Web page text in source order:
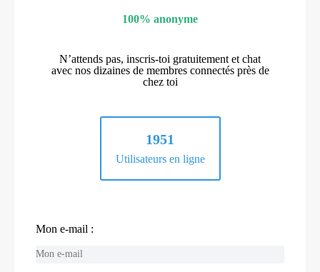
100% anonyme
N’attends pas, inscris-toi gratuitement et chat
avec nos dizaines de membres connectés près de
chez toi
1951
Utilisateurs en ligne
Mon e-mail :